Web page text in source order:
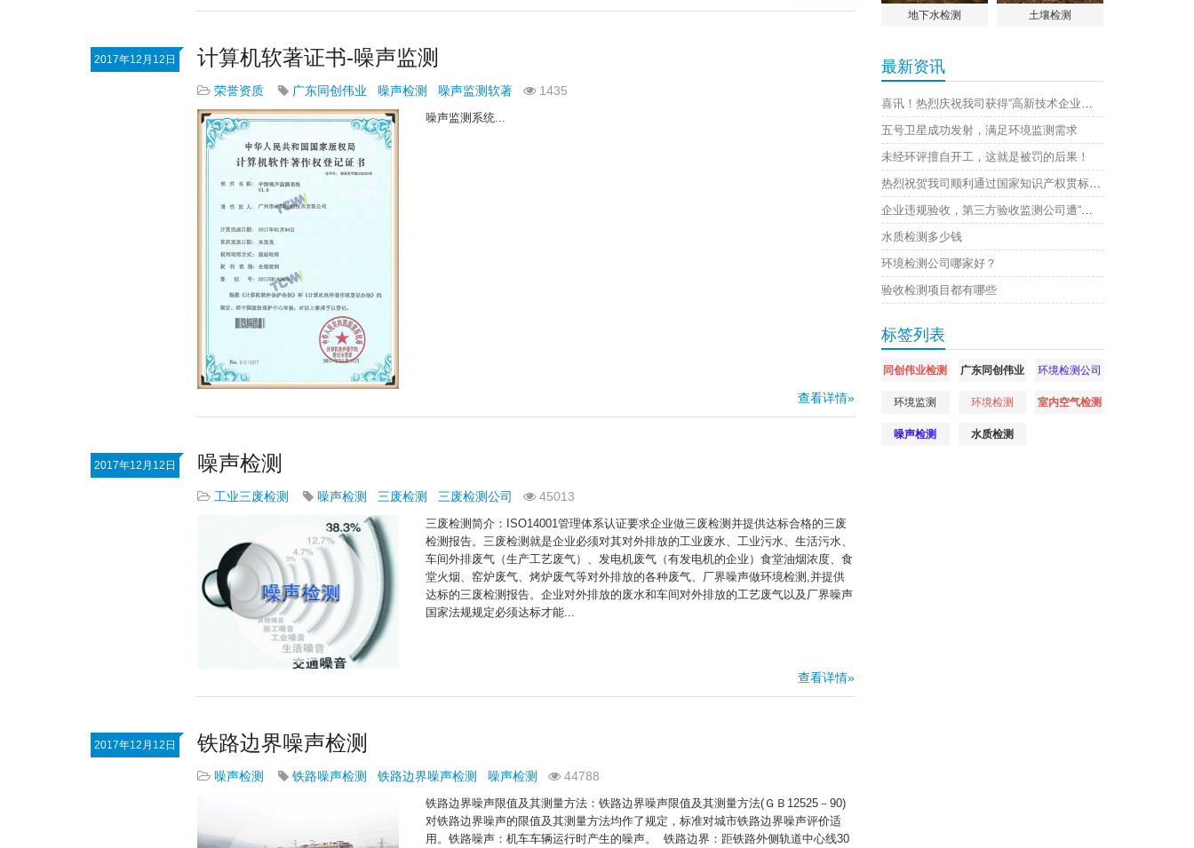
2017年12月12日 计算机软著证书-噪声监测
荣誉资质 广东同创伟业 噪声检测 噪声监测软著 1435
噪声监测系统...
查看详情»
2017年12月12日 噪声检测
工业三废检测 噪声检测 三废检测 三废检测公司 45013
三废检测简介：ISO14001管理体系认证要求企业做三废检测并提供达标合格的三废
检测报告。三废检测就是企业必须对其对外排放的工业废水、工业污水、生活污水、
车间外排废气（生产工艺废气）、发电机废气（有发电机的企业）食堂油烟浓度、食
堂火烟、窑炉废气、烤炉废气等对外排放的各种废气、厂界噪声做环境检测,并提供
达标的三废检测报告。企业对外排放的废水和车间对外排放的工艺废气以及厂界噪声
国家法规规定必须达标才能...
查看详情»
2017年12月12日 铁路边界噪声检测
噪声检测 铁路噪声检测 铁路边界噪声检测 噪声检测 44788
铁路边界噪声限值及其测量方法：铁路边界噪声限值及其测量方法(ＧＢ12525－90)
对铁路边界噪声的限值及其测量方法均作了规定，标准对城市铁路边界噪声评价适
用。铁路噪声：机车车辆运行时产生的噪声。 铁路边界：距铁路外侧轨道中心线30
地下水检测 土壤检测
最新资讯
五号卫星成功发射，满足环境监测需求
未经环评擅自开工，这就是被罚的后果！
水质检测多少钱
环境检测公司哪家好？
验收检测项目都有哪些
标签列表
同创伟业检测 广东同创伟业 环境检测公司
环境监测 环境检测 室内空气检测
噪声检测 水质检测